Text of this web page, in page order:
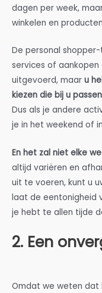
dagen per week,
winkelen en
De personal
services of
uitgevoerd, maar u
kiezen die bij u passen
Dus als je andere
je in het weekend of
En het zal niet elke
altijd variëren en
uit te voeren, kunt u
laat de eentonigheid
je hebt te allen tijde
2. Een
Omdat we weten dat